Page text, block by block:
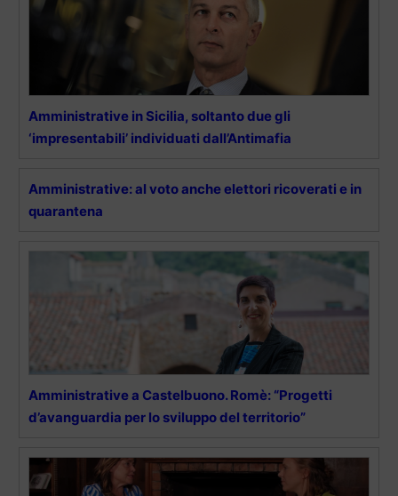
Amministrative in Sicilia, soltanto due gli
‘impresentabili’ individuati dall’Antimafia
Amministrative: al voto anche elettori ricoverati e in
quarantena
Amministrative a Castelbuono. Romè: “Progetti
d’avanguardia per lo sviluppo del territorio”